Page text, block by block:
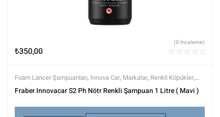
₺350,00
(0 İnceleme)
Foam Lancer Şampuanları, İnnova Car, Markalar, Renkli Köpükler,
Şampuanlar,Tüm Ürünler, Yıkama Ürünleri
Fraber Innovacar S2 Ph Nötr Renkli Şampuan 1 Litre ( Mavi )